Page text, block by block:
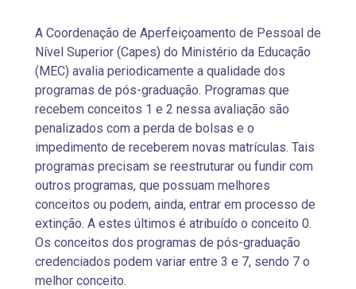
A Coordenação de Aperfeiçoamento de Pessoal de
Nível Superior (Capes) do Ministério da Educação
(MEC) avalia periodicamente a qualidade dos
programas de pós-graduação. Programas que
recebem conceitos 1 e 2 nessa avaliação são
penalizados com a perda de bolsas e o
impedimento de receberem novas matrículas. Tais
programas precisam se reestruturar ou fundir com
outros programas, que possuam melhores
conceitos ou podem, ainda, entrar em processo de
extinção. A estes últimos é atribuído o conceito 0.
Os conceitos dos programas de pós-graduação
credenciados podem variar entre 3 e 7, sendo 7 o
melhor conceito.